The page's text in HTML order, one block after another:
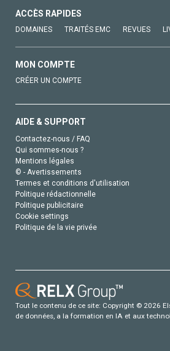
ACCÈS RAPIDES
DOMAINES TRAITÉS EMC REVUES
MON COMPTE
CRÉER UN COMPTE
AIDE & SUPPORT
Contactez-nous / FAQ
Qui sommes-nous ?
Mentions légales
© - Avertissements
Termes et conditions d'utilisation
Politique rédactionnelle
Politique publicitaire
Cookie settings
Politique de la vie privée
Tout le contenu de ce site: Copyright © 2026
de données, a la formation en IA et aux